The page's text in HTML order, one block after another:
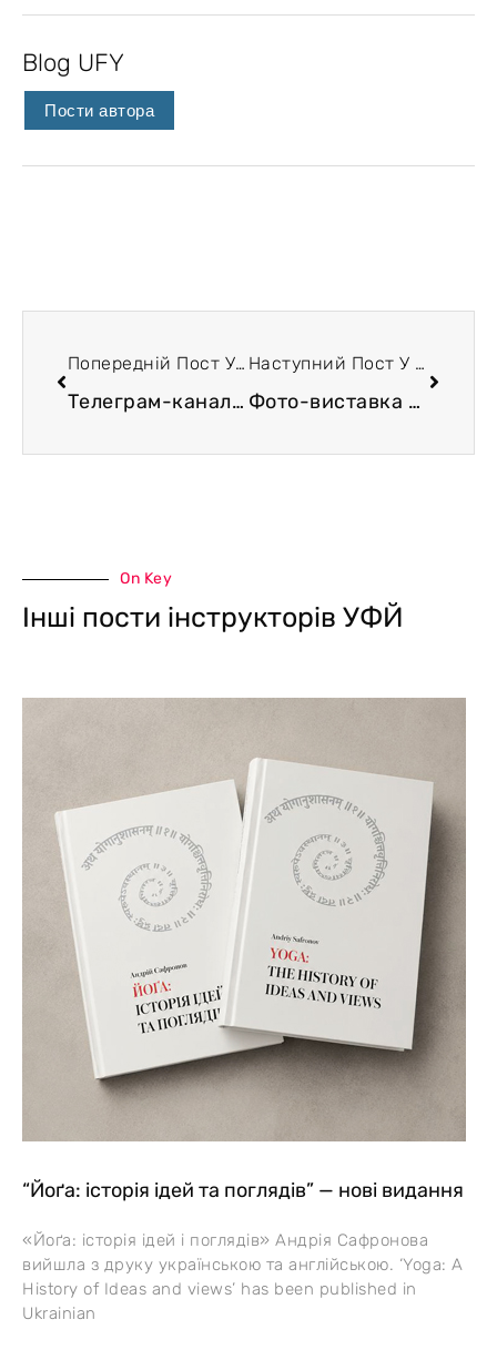
Blog UFY
Пости автора
Попередній Пост У Блозі
Телеграм-канал «Записки на полях древніх текстів»
Наступний Пост У Блозі
Фото-виставка «Рейв давніх культур»
On Key
Інші пости інструкторів УФЙ
“Йоґа: історія ідей та поглядів” — нові видання
«Йоґа: історія ідей і поглядів» Андрія Сафронова
вийшла з друку українською та англійською. ‘Yoga: A
History of Ideas and views’ has been published in
Ukrainian